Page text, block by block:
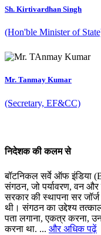
Sh. Kirtivardhan Singh
(Hon'ble Minister of
Mr. Tanmay Kumar
(Secretary, EF&CC)
निदेशक की कलम से
बॉटनिकल सर्वे ऑफ इंडिया
संगठन, जो पर्यावरण, वन
सरकार की स्थापना सर
थी। संगठन का उद्देश्य
पता लगाना, एकत्र करना,
करना था. ... और अधिक पढ़ें